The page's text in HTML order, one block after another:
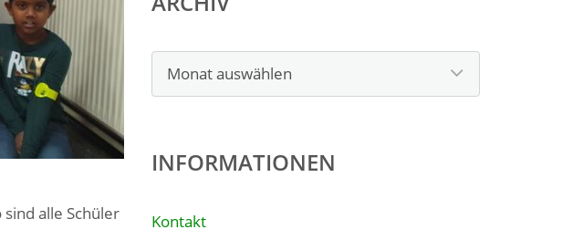
alle Schüler
Archiv
INFORMATIONEN
Kontakt